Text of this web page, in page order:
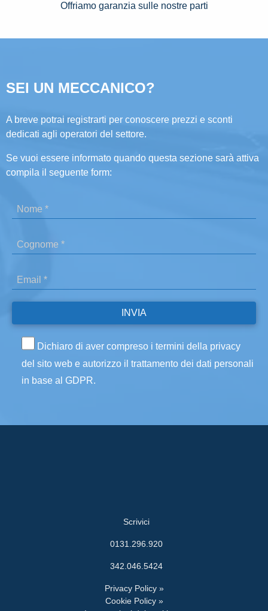
Offriamo garanzia sulle nostre parti
SEI UN MECCANICO?
A breve potrai registrarti per conoscere prezzi e sconti
dedicati agli operatori del settore.
Se vuoi essere informato quando questa sezione sarà attiva
compila il seguente form:
Dichiaro di aver compreso i termini della privacy
del sito web e autorizzo il trattamento dei dati personali
in base al GDPR.
Scrivici
0131.296.920
342.046.5424
Privacy Policy »
Cookie Policy »